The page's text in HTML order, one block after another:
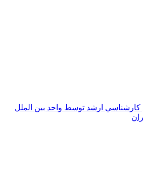
ارشد توسط واحد بين الملل